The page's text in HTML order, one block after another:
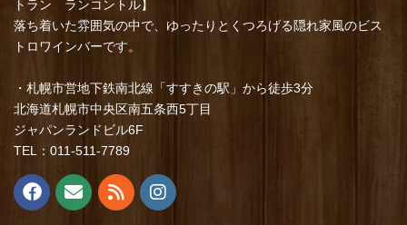
トラン ランコントル】
落ち着いた雰囲気の中で、ゆったりとくつろげる隠れ家風のビス
トロワインバーです。
・札幌市営地下鉄南北線「すすきの駅」から徒歩3分
北海道札幌市中央区南五条西5丁目
ジャパンランドビル6F
TEL：011-511-7789